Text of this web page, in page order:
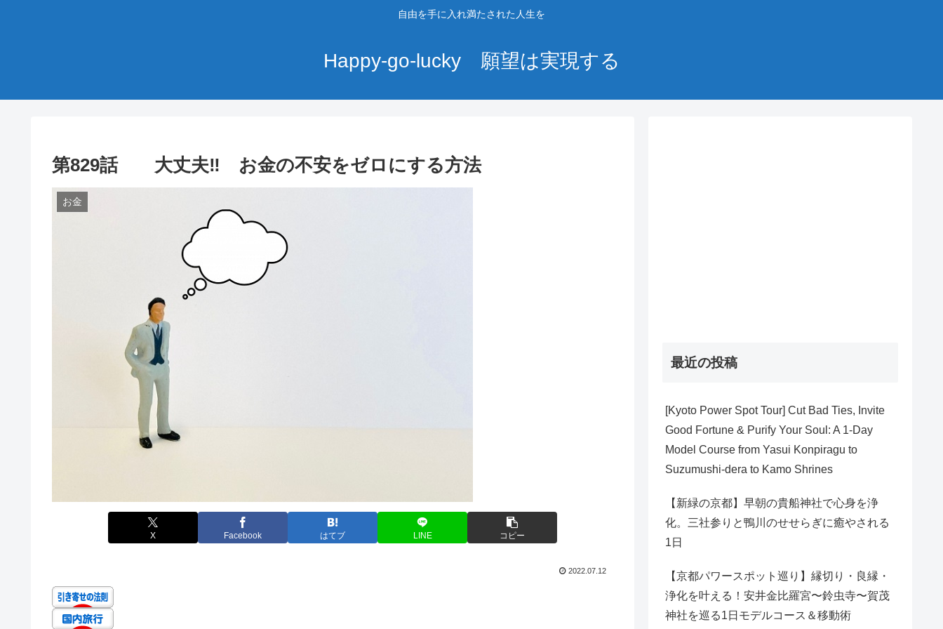
自由を手に入れ満たされた人生を
Happy-go-lucky 願望は実現する
第829話 大丈夫‼ お金の不安をゼロにする方法
お金
X Facebook はてブ LINE コピー
2022.07.12
最近の投稿
[Kyoto Power Spot Tour] Cut Bad Ties, Invite
Good Fortune & Purify Your Soul: A 1-Day
Model Course from Yasui Konpiragu to
Suzumushi-dera to Kamo Shrines
【新緑の京都】早朝の貴船神社で心身を浄
化。三社参りと鴨川のせせらぎに癒やされる
1日
【京都パワースポット巡り】縁切り・良縁・
浄化を叶える！安井金比羅宮〜鈴虫寺〜賀茂
神社を巡る1日モデルコース＆移動術